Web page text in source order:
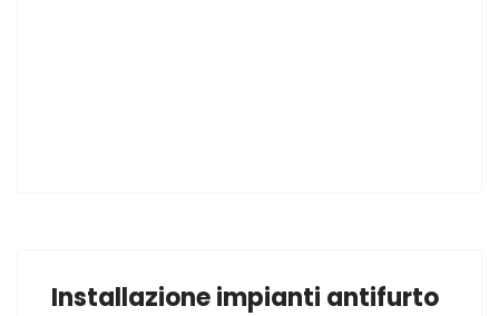
Installazione impianti antifurto